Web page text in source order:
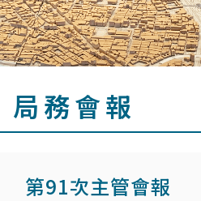
局務會報
第91次主管會報